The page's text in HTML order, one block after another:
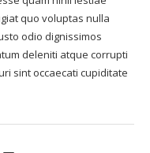
quo voluptas nulla
odio dignissimos
deleniti atque corrupti
sint occaecati cupiditate